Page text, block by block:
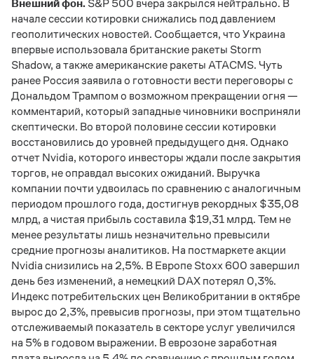
Внешний фон. S&P 500 вчера закрылся нейтрально. В
начале сессии котировки снижались под давлением
геополитических новостей. Сообщается, что Украина
впервые использовала британские ракеты Storm
Shadow, а также американские ракеты ATACMS. Чуть
ранее Россия заявила о готовности вести переговоры с
Дональдом Трампом о возможном прекращении огня —
комментарий, который западные чиновники восприняли
скептически. Во второй половине сессии котировки
восстановились до уровней предыдущего дня. Однако
отчет Nvidia, которого инвесторы ждали после закрытия
торгов, не оправдал высоких ожиданий. Выручка
компании почти удвоилась по сравнению с аналогичным
периодом прошлого года, достигнув рекордных $35,08
млрд, а чистая прибыль составила $19,31 млрд. Тем не
менее результаты лишь незначительно превысили
средние прогнозы аналитиков. На постмаркете акции
Nvidia снизились на 2,5%. В Европе Stoxx 600 завершил
день без изменений, а немецкий DAX потерял 0,3%.
Индекс потребительских цен Великобритании в октябре
вырос до 2,3%, превысив прогнозы, при этом тщательно
отслеживаемый показатель в секторе услуг увеличился
на 5% в годовом выражении. В еврозоне заработная